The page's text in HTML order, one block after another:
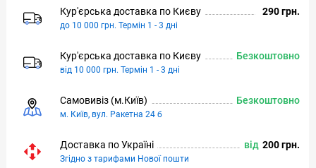
Кур'єрська доставка по Києву
до 10 000 грн. Термін 1 - 3 дні
290 грн.
Кур'єрська доставка по Києву
від 10 000 грн. Термін 1 - 3 дні
Безкоштовно
Самовивіз (м.Київ)
м. Київ, вул. Ракетна 24 б
Безкоштовно
Доставка по Україні
Згідно з тарифами Нової пошти
від 200 грн.